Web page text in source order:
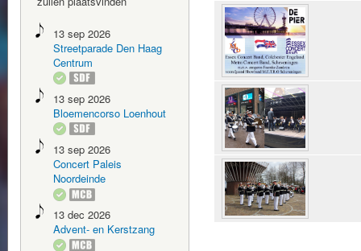
13 sep 2026
Streetparade Den Haag
Centrum
13 sep 2026
Bloemencorso Loenhout
13 sep 2026
Concert Paleis
Noordeinde
13 dec 2026
Advent- en Kerstzang
Boulevard
METRO
IMG_0276-qpr.jpg